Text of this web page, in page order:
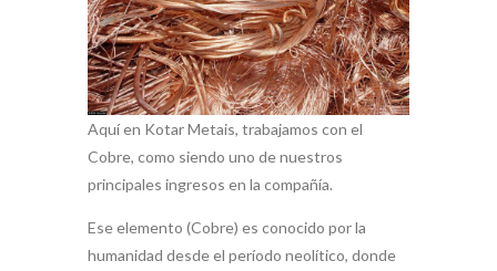
Aquí en Kotar Metais, trabajamos con el
Cobre, como siendo uno de nuestros
principales ingresos en la compañía.
Ese elemento (Cobre) es conocido por la
humanidad desde el período neolítico, donde